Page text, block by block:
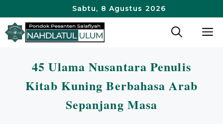
ke
isi
Sabtu, 8 Agustus 2026
45 Ulama Nusantara Penulis
Kitab Kuning Berbahasa Arab
Sepanjang Masa